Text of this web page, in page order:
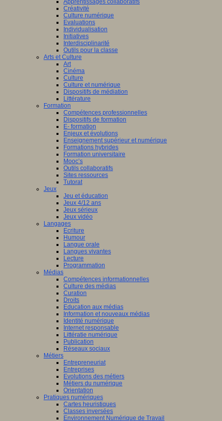
Apprentissages collaboratifs
Créativité
Culture numérique
Evaluations
Individualisation
Initiatives
Interdisciplinarité
Outils pour la classe
Arts et Culture
Art
Cinéma
Culture
Culture et numérique
Dispositifs de médiation
Littérature
Formation
Compétences professionnelles
Dispositifs de formation
E- formation
Enjeux et évolutions
Enseignement supérieur et numérique
Formations hybrides
Formation universitaire
Mooc’s
Outils collaboratifs
Sites ressources
Tutorat
Jeux
Jeu et éducation
Jeux 4/12 ans
Jeux sérieux
Jeux vidéo
Langages
Ecriture
Humour
Langue orale
Langues vivantes
Lecture
Programmation
Médias
Compétences informationnelles
Culture des médias
Curation
Droits
Education aux médias
Information et nouveaux médias
Identité numérique
Internet responsable
Littératie numérique
Publication
Réseaux sociaux
Métiers
Entrepreneuriat
Entreprises
Evolutions des métiers
Métiers du numérique
Orientation
Pratiques numériques
Cartes heuristiques
Classes inversées
Environnement Numérique de Travail